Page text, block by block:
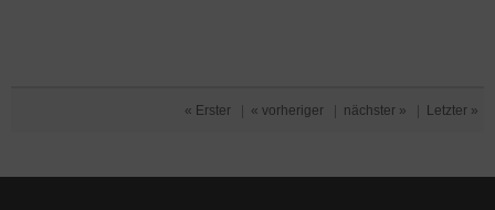
« Erster « vorheriger nächster » Letzter »